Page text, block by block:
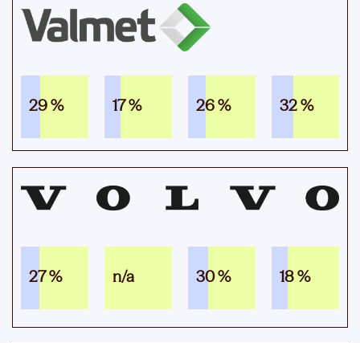
29 % 17 % 26 % 32 %
27 % n/a 30 % 18 %